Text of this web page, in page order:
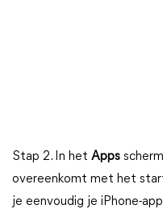
Stap 2. In het Apps
overeenkomt met het
je eenvoudig je iPhone-